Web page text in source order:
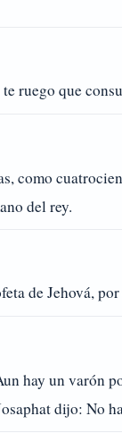
ruego que
como
del rey.
de Jehová,
hay un varón
dijo: No